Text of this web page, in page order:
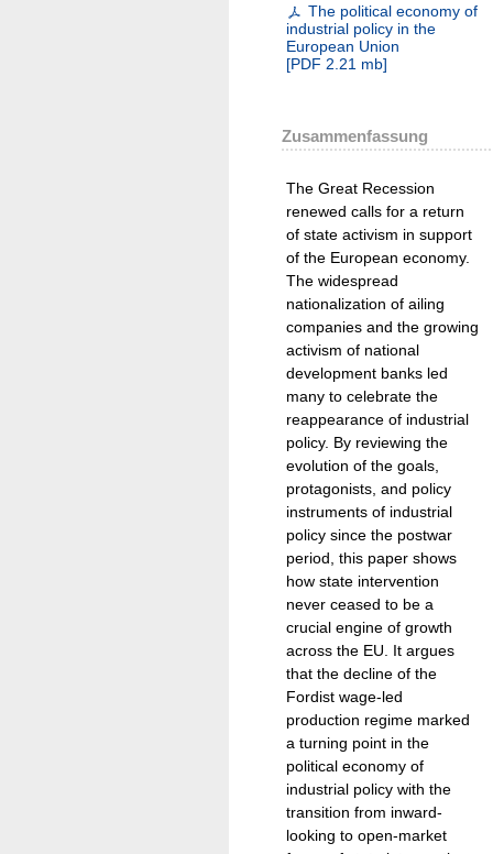
The political economy of
industrial policy in the
European Union
[PDF 2.21 mb]
Zusammenfassung
The Great Recession
renewed calls for a return
of state activism in support
of the European economy.
The widespread
nationalization of ailing
companies and the growing
activism of national
development banks led
many to celebrate the
reappearance of industrial
policy. By reviewing the
evolution of the goals,
protagonists, and policy
instruments of industrial
policy since the postwar
period, this paper shows
how state intervention
never ceased to be a
crucial engine of growth
across the EU. It argues
that the decline of the
Fordist wage-led
production regime marked
a turning point in the
political economy of
industrial policy with the
transition from inward-
looking to open-market